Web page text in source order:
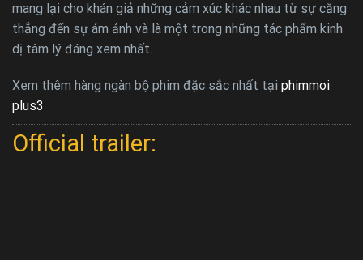
mang lại cho khán giả những cảm xúc khác nhau từ sự căng
thẳng đến sự ám ảnh và là một trong những tác phẩm kinh
dị tâm lý đáng xem nhất.
Xem thêm hàng ngàn bộ phim đặc sắc nhất tại phimmoi
plus3
Official trailer: